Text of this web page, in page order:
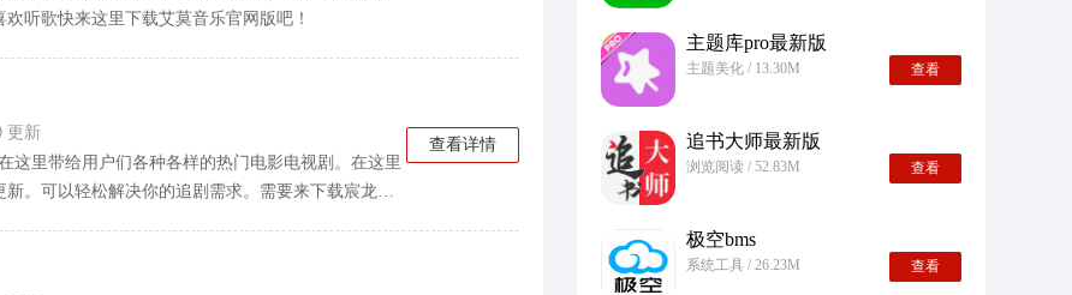
听歌快来这里下载艾莫音乐官网版吧！
更新
这里带给用户们各种各样的热门电影电视剧。在这里
。可以轻松解决你的追剧需求。需要来下载宸龙影
查看详情
主题库pro最新版
主题美化 / 13.30M 查看
追书大师最新版
浏览阅读 / 52.83M 查看
极空bms
系统工具 / 26.23M 查看